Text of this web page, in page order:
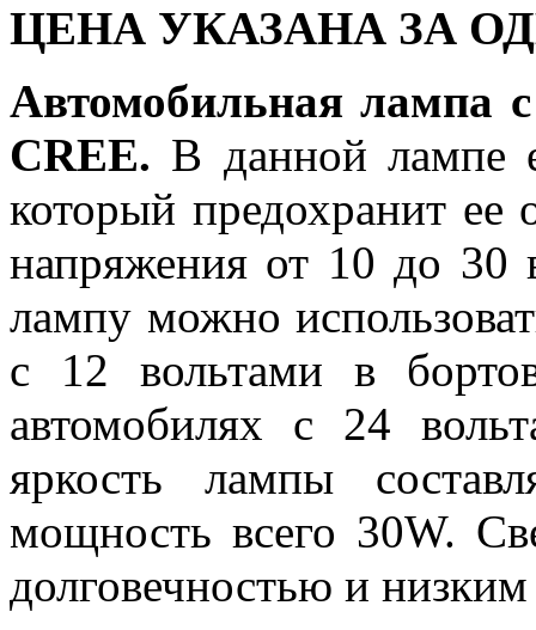
ЦЕНА УКАЗАНА ЗА
Автомобильная лампа
CREE. В данной лампе
который предохранит ее
напряжения от 10 до 30
лампу можно
с 12 вольтами в
автомобилях с 24
яркость лампы
мощность всего 30W.
долговечностью и